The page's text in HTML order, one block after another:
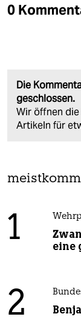
0
Die
geschlossen.
Wir öffnen
Artikeln für
1
eine
2